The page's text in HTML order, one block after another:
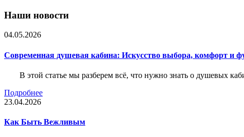
Наши новости
04.05.2026
Современная душевая кабина: Искусство выбора, комфорт и
В этой статье мы разберем всё, что нужно знать о душевых
Подробнее
23.04.2026
Как Быть Вежливым